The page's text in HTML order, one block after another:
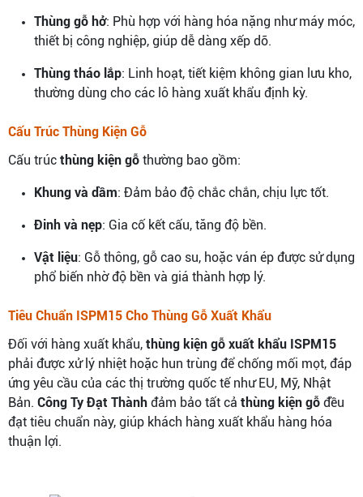
Thùng gỗ hở: Phù hợp với hàng hóa nặng như máy móc,
thiết bị công nghiệp, giúp dễ dàng xếp dỡ.
Thùng tháo lắp: Linh hoạt, tiết kiệm không gian lưu kho,
thường dùng cho các lô hàng xuất khẩu định kỳ.
Cấu Trúc Thùng Kiện Gỗ
Cấu trúc thùng kiện gỗ thường bao gồm:
Khung và dầm: Đảm bảo độ chắc chắn, chịu lực tốt.
Đinh và nẹp: Gia cố kết cấu, tăng độ bền.
Vật liệu: Gỗ thông, gỗ cao su, hoặc ván ép được sử dụng
phổ biến nhờ độ bền và giá thành hợp lý.
Tiêu Chuẩn ISPM15 Cho Thùng Gỗ Xuất Khẩu
Đối với hàng xuất khẩu, thùng kiện gỗ xuất khẩu ISPM15
phải được xử lý nhiệt hoặc hun trùng để chống mối mọt, đáp
ứng yêu cầu của các thị trường quốc tế như EU, Mỹ, Nhật
Bản. Công Ty Đạt Thành đảm bảo tất cả thùng kiện gỗ đều
đạt tiêu chuẩn này, giúp khách hàng xuất khẩu hàng hóa
thuận lợi.